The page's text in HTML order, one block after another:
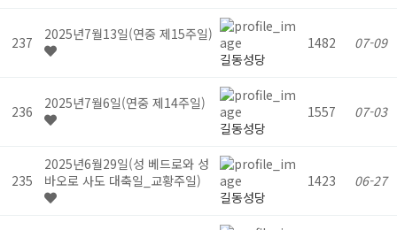
237
2025년7월13일(연중 제15주일)
길동성당
1482 07-09
236
2025년7월6일(연중 제14주일)
길동성당
1557 07-03
235
2025년6월29일(성 베드로와 성
바오로 사도 대축일_교황주일)
길동성당
1423 06-27